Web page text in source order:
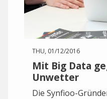
THU, 01/12/2016
Mit Big Data
Unwetter
Die Synfioo-